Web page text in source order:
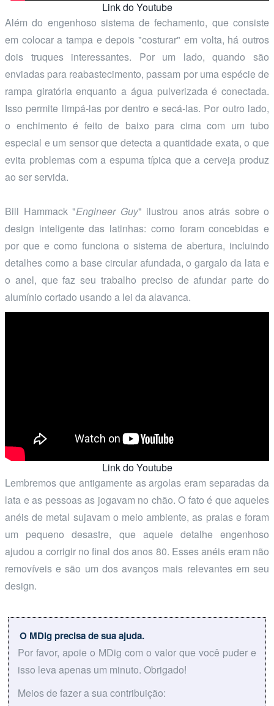
Link do Youtube
Além do engenhoso sistema de fechamento, que consiste
em colocar a tampa e depois "costurar" em volta, há outros
dois truques interessantes. Por um lado, quando são
enviadas para reabastecimento, passam por uma espécie de
rampa giratória enquanto a água pulverizada é conectada.
Isso permite limpá-las por dentro e secá-las. Por outro lado,
o enchimento é feito de baixo para cima com um tubo
especial e um sensor que detecta a quantidade exata, o que
evita problemas com a espuma típica que a cerveja produz
ao ser servida.
Bill Hammack "Engineer Guy" ilustrou anos atrás sobre o
design inteligente das latinhas: como foram concebidas e
por que e como funciona o sistema de abertura, incluindo
detalhes como a base circular afundada, o gargalo da lata e
o anel, que faz seu trabalho preciso de afundar parte do
alumínio cortado usando a lei da alavanca.
Link do Youtube
Lembremos que antigamente as argolas eram separadas da
lata e as pessoas as jogavam no chão. O fato é que aqueles
anéis de metal sujavam o meio ambiente, as praias e foram
um pequeno desastre, que aquele detalhe engenhoso
ajudou a corrigir no final dos anos 80. Esses anéis eram não
removíveis e são um dos avanços mais relevantes em seu
design.
O MDig precisa de sua ajuda.
Por favor, apoie o MDig com o valor que você puder e
isso leva apenas um minuto. Obrigado!
Meios de fazer a sua contribuição: